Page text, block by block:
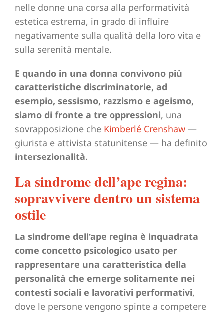
nelle donne una corsa alla performatività
estetica estrema, in grado di influire
negativamente sulla qualità della loro vita e
sulla serenità mentale.
E quando in una donna convivono più
caratteristiche discriminatorie, ad
esempio, sessismo, razzismo e ageismo,
siamo di fronte a tre oppressioni, una
sovrapposizione che Kimberlé Crenshaw —
giurista e attivista statunitense — ha definito
intersezionalità.
La sindrome dell’ape regina:
sopravvivere dentro un sistema
ostile
La sindrome dell’ape regina è inquadrata
come concetto psicologico usato per
rappresentare una caratteristica della
personalità che emerge solitamente nei
contesti sociali e lavorativi performativi,
dove le persone vengono spinte a competere